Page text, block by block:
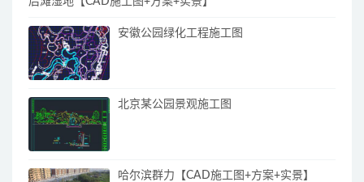
安徽公园绿化工程施工图
北京某公园景观施工图
哈尔滨群力【CAD施工图+方案+实景】